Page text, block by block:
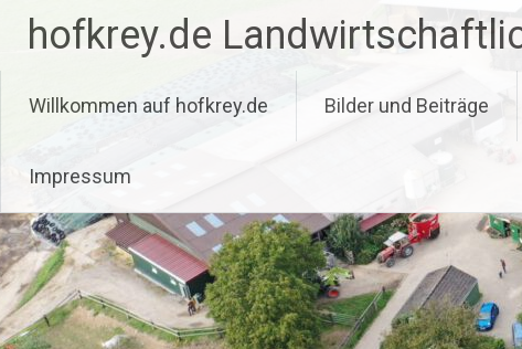
Zum
Inhalt
springen
hofkrey.de
Willkommen auf hofkrey.de Bilder und Beiträge
Impressum